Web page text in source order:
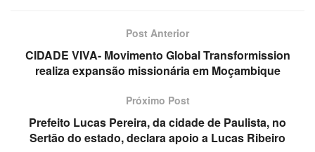
Post Anterior
CIDADE VIVA- Movimento Global Transformission
realiza expansão missionária em Moçambique
Próximo Post
Prefeito Lucas Pereira, da cidade de Paulista, no
Sertão do estado, declara apoio a Lucas Ribeiro